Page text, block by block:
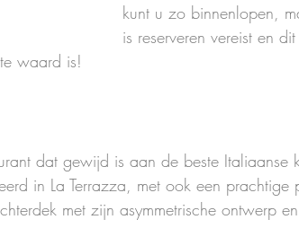
kunt u zo binnenlopen,
is reserveren vereist en
waard is!
dat gewijd is aan de beste Italiaanse
in La Terrazza, met ook een prachtige
met zijn asymmetrische ontwerp